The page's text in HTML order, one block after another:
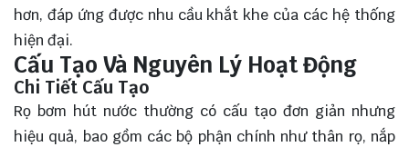
hơn, đáp ứng được nhu cầu khắt khe của các hệ thống
hiện đại.
Cấu Tạo Và Nguyên Lý Hoạt Động
Chi Tiết Cấu Tạo
Rọ bơm hút nước thường có cấu tạo đơn giản nhưng
hiệu quả, bao gồm các bộ phận chính như thân rọ, nắp